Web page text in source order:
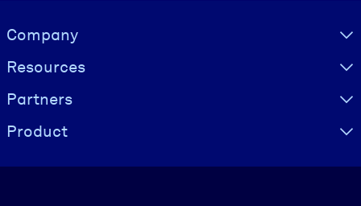
Visually hidden Text
Company
Resources
Partners
Product